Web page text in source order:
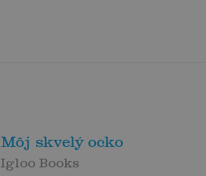
Môj skvelý ocko
Igloo Books